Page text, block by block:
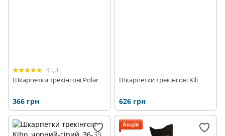
4
Шкарпетки трекінгові Polar
366 грн
Шкарпетки трекінгові Kili
626 грн
Акція